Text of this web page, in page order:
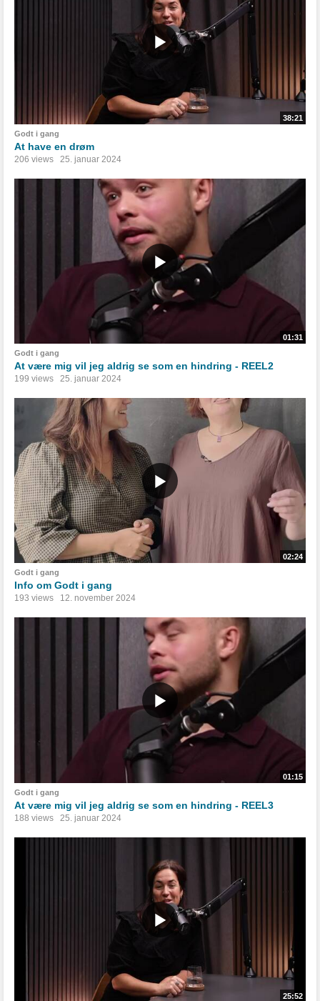
38:21
Godt i gang
At have en drøm
206 views 25. januar 2024
01:31
Godt i gang
At være mig vil jeg aldrig se som en hindring - REEL2
199 views 25. januar 2024
02:24
Godt i gang
Info om Godt i gang
193 views 12. november 2024
01:15
Godt i gang
At være mig vil jeg aldrig se som en hindring - REEL3
188 views 25. januar 2024
25:52